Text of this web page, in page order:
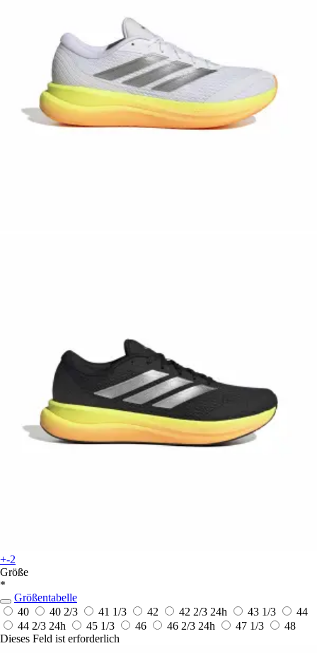
+-2
Größe
*
Größentabelle
40
40 2/3 41 1/3 42 42 2/3 24h 43 1/3
44
44 2/3 24h 45 1/3 46 46 2/3 24h 47 1/3
48
Dieses Feld ist erforderlich